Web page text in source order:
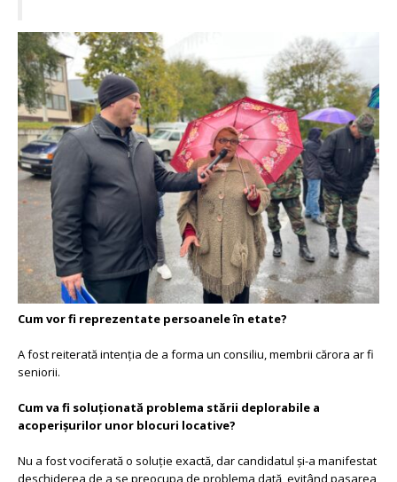
Cum vor fi reprezentate persoanele în etate?
A fost reiterată intenția de a forma un consiliu, membrii cărora ar fi
seniorii.
Cum va fi soluționată problema stării deplorabile a
acoperișurilor unor blocuri locative?
Nu a fost vociferată o soluție exactă, dar candidatul și-a manifestat
deschiderea de a se preocupa de problema dată, evitând pasarea